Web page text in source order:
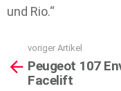
und Rio.“
more
voriger Artikel
Peugeot 107
Facelift